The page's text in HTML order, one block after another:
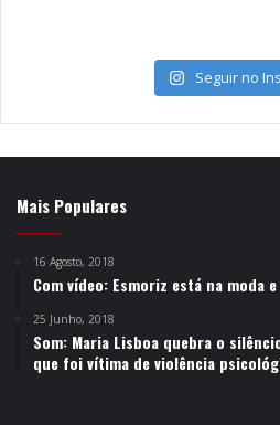
Seguir no
Mais Populares
16 Agosto, 2018
Com vídeo: Esmoriz está na moda
25 Junho, 2018
Som: Maria Lisboa quebra o
que foi vítima de violência